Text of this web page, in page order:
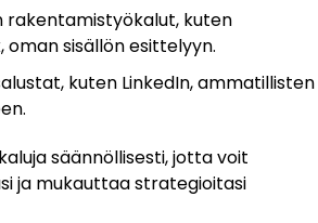
rakentamistyökalut, kuten
oman sisällön esittelyyn.
kuten LinkedIn, ammatillisten
säännöllisesti, jotta voit
ja mukauttaa strategioitasi